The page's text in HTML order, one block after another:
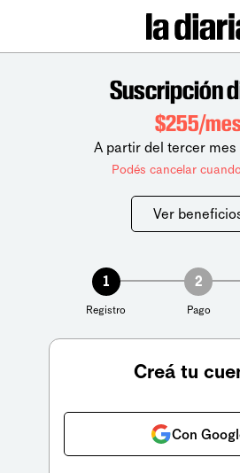
Suscripción
$255/
A partir del tercer mes
Podés cancelar
Ver
1
Registro
2
Pago
Creá tu
Con